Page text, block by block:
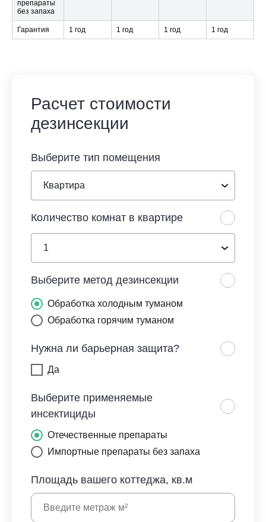
препараты
без запаха
Гарантия 1 год 1 год 1 год 1 год
Расчет стоимости
дезинсекции
Выберите тип помещения
Количество комнат в квартире
Выберите метод дезинсекции
Обработка холодным туманом
Обработка горячим туманом
Нужна ли барьерная защита?
Да
Выберите применяемые
инсектициды
Отечественные препараты
Импортные препараты без запаха
Площадь вашего коттеджа, кв.м